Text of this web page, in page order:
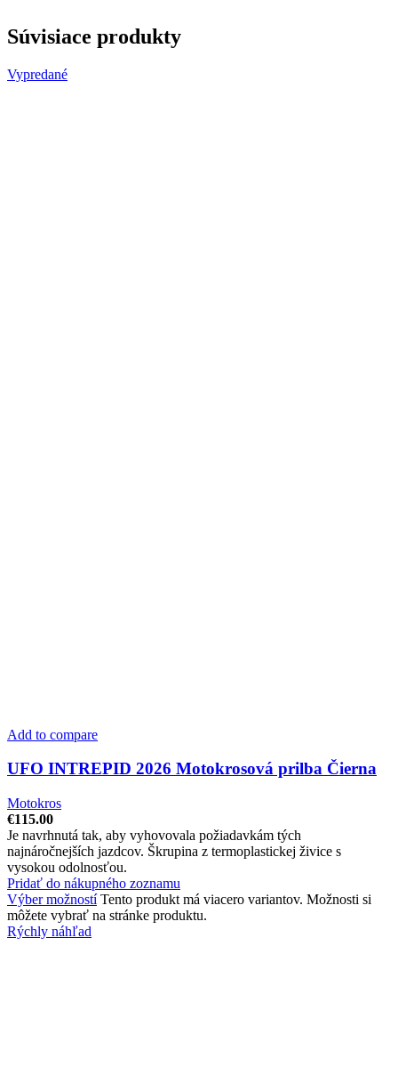
Súvisiace produkty
Vypredané
Add to compare
UFO INTREPID 2026 Motokrosová prilba Čierna
Motokros
€115.00
Je navrhnutá tak, aby vyhovovala požiadavkám tých
najnáročnejších jazdcov. Škrupina z termoplastickej živice s
vysokou odolnosťou.
Pridať do nákupného zoznamu
Výber možností Tento produkt má viacero variantov. Možnosti si
môžete vybrať na stránke produktu.
Rýchly náhľad